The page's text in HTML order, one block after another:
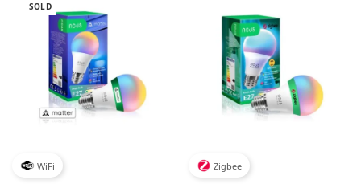
SOLD
WiFi Zigbee